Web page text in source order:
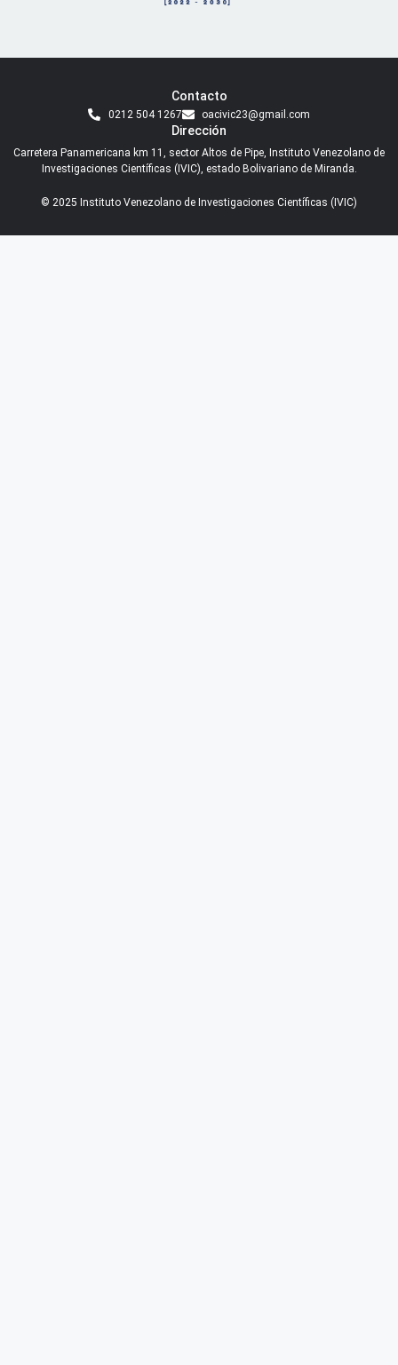
Contacto
0212 504 1267 oacivic23@gmail.com
Dirección
Carretera Panamericana km 11, sector Altos de Pipe, Instituto Venezolano de
Investigaciones Científicas (IVIC), estado Bolivariano de Miranda.
© 2025 Instituto Venezolano de Investigaciones Científicas (IVIC)